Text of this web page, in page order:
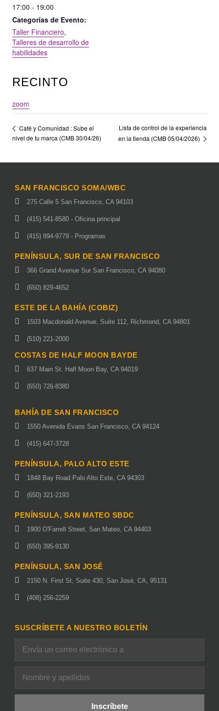
17:00 - 19:00
Categorías de Evento:
Taller Financiero,
Talleres de desarrollo de
habilidades
RECINTO
zoom
Café y Comunidad : Sube el
nivel de tu marca (CMB 30/04/26)
Lista de control de la experiencia
en la tienda (CMB 05/04/2026)
SAN FRANCISCO SOMA/WBC
275 Calle 5 San Francisco, CA 94103
(415) 541-8580 - Oficina principal
(415) 894-9779 - Programas
PENÍNSULA, SUR DE SAN FRANCISCO
366 Grand Avenue Sur San Francisco, CA 94080
(650) 829-4652
ESTE DE LA BAHÍA (COBIZ)
1503 Macdonald Avenue, Suite 112, Richmond, CA 94801
(510) 221-2000
COSTAS DE HALF MOON BAYDE
637 Main St. Half Moon Bay, CA 94019
(650) 726-8380
BAHÍA DE SAN FRANCISCO
1550 Avenida Evans San Francisco, CA 94124
(415) 647-3728
PENÍNSULA, PALO ALTO ESTE
1848 Bay Road Palo Alto Este, CA 94303
(650) 321-2193
PENÍNSULA, SAN MATEO SBDC
1900 O'Farrell Street, San Mateo, CA 94403
(650) 395-9130
PENÍNSULA, SAN JOSÉ
2150 N. First St, Suite 430, San José, CA, 95131
(408) 256-2259
SUSCRÍBETE A NUESTRO BOLETÍN